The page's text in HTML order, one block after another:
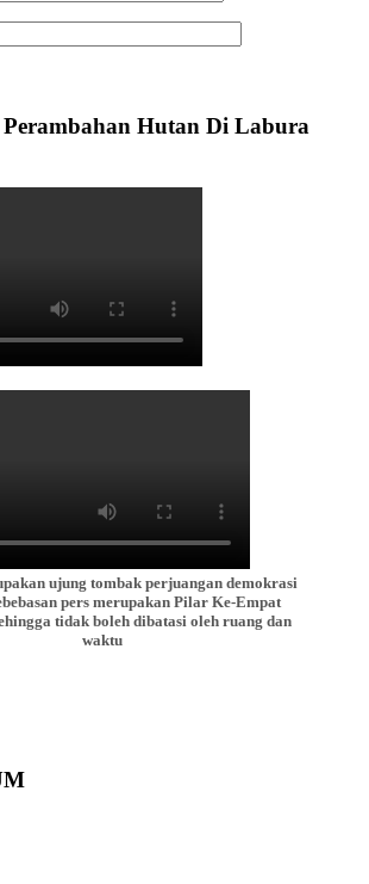
Hutan Di Labura
ujung tombak perjuangan demokrasi
pers merupakan Pilar Ke-Empat
tidak boleh dibatasi oleh ruang dan
waktu